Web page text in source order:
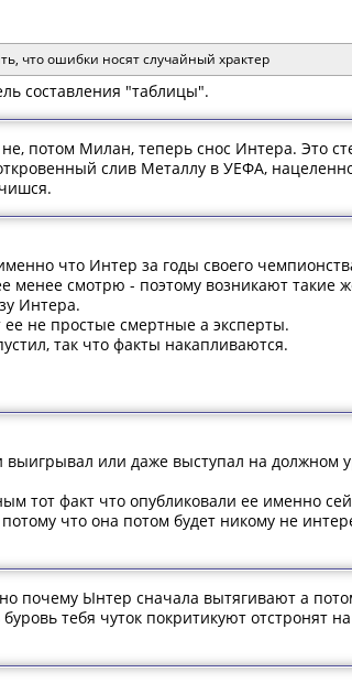
что ошибки носят случайный храктер
составления "таблицы".
потом Милан, теперь снос Интера. Это
слив Металлу в УЕФА,
что Интер за годы своего
менее смотрю - поэтому возникают такие
Интера.
не простые смертные а эксперты.
так что факты накапливаются.
или даже выступал на должном
тот факт что опубликовали ее именно
что она потом будет никому не
почему Ынтер сначала вытягивают а
тебя чуток покритикуют отстронят